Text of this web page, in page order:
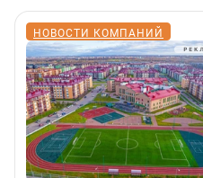
НОВОСТИ КОМПАНИЙ